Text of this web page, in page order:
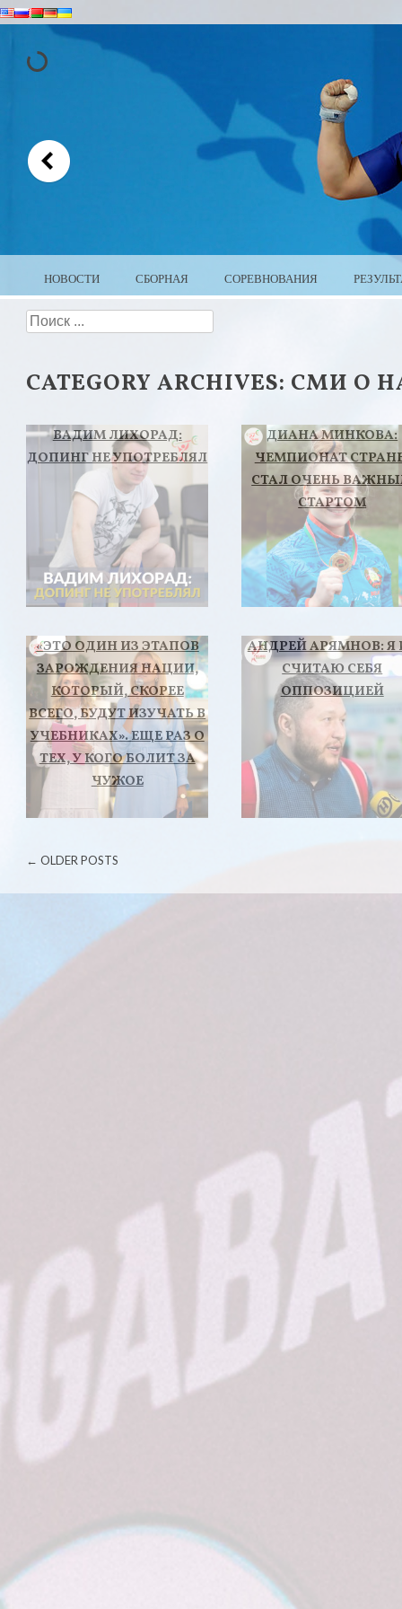
WEIGHTLIFTING BELARUS
MENU
SKIP TO CONTENT
НОВОСТИ СБОРНАЯ СОРЕВНОВАНИЯ
Search
CATEGORY ARCHIVES: СМИ О
ВАДИМ ЛИХОРАД:
ДОПИНГ НЕ УПОТРЕБЛЯЛ
ДИАНА МИНКОВА:
ЧЕМПИОНАТ
СТАЛ ОЧЕНЬ
СТАРТОМ
«ЭТО ОДИН ИЗ ЭТАПОВ
ЗАРОЖДЕНИЯ НАЦИИ,
КОТОРЫЙ, СКОРЕЕ
ВСЕГО, БУДУТ ИЗУЧАТЬ В
УЧЕБНИКАХ». ЕЩЕ РАЗ О
ТЕХ, У КОГО БОЛИТ ЗА
ЧУЖОЕ
АНДРЕЙ АРЯМНОВ: Я
СЧИТАЮ СЕБЯ
ОППОЗИЦИЕЙ
POST NAVIGATION
← OLDER POSTS